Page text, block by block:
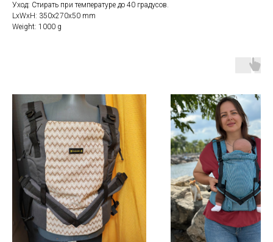
Уход: Стирать при температуре до 40 градусов.
LxWxH: 350x270x50 mm
Weight: 1000 g